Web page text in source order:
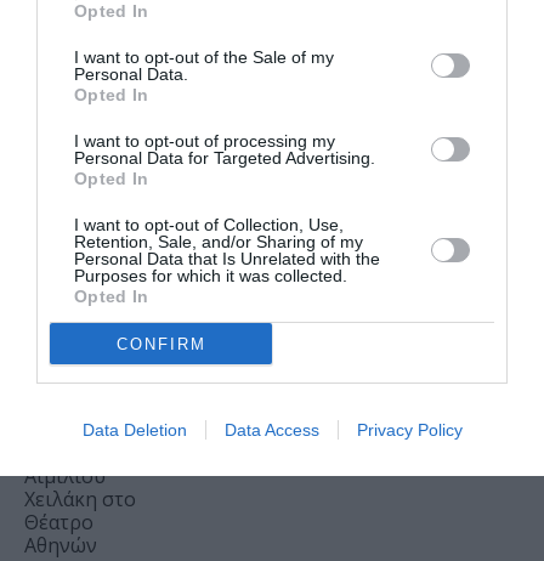
Opted In
I want to opt-out of the Sale of my
Personal Data.
Opted In
I want to opt-out of processing my
Personal Data for Targeted Advertising.
Opted In
I want to opt-out of Collection, Use,
Retention, Sale, and/or Sharing of my
Personal Data that Is Unrelated with the
Purposes for which it was collected.
Opted In
CONFIRM
Data Deletion Data Access Privacy Policy
Τεχνόπολη
2026
υποδέχεται
δυναμικό
συναυλιακό
ΘΕΑΤΡΟ - ΧΟΡΟΣ /
06.08.2026 | 17.26
Ο Θάνατος και
η Κόρη, του
Άριελ
Ντόρφμαν σε
Μανώλη
Αιμίλιου
Χειλάκη στο
Θέατρο
Αθηνών